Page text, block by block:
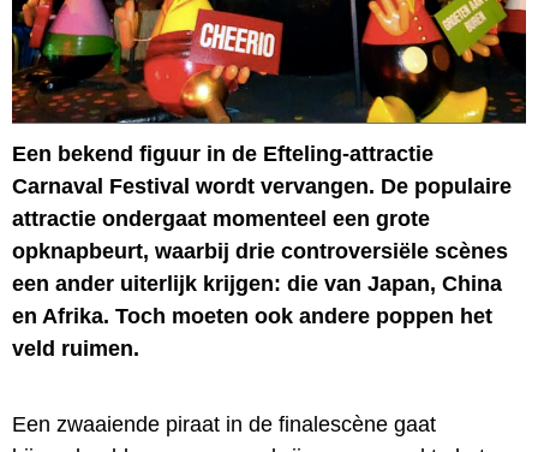
Een bekend figuur in de Efteling-attractie
Carnaval Festival wordt vervangen. De populaire
attractie ondergaat momenteel een grote
opknapbeurt, waarbij drie controversiële scènes
een ander uiterlijk krijgen: die van Japan, China
en Afrika. Toch moeten ook andere poppen het
veld ruimen.
Een zwaaiende piraat in de finalescène gaat